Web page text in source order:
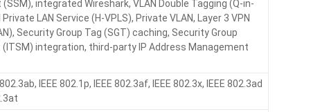
integrated Wireshark, VLAN Double Tagging (Q-in-
LAN Service (H-VPLS), Private VLAN, Layer 3 VPN
Security Group Tag (SGT) caching, Security Group
integration, third-party IP Address Management
IEEE 802.1p, IEEE 802.3af, IEEE 802.3x, IEEE 802.3ad